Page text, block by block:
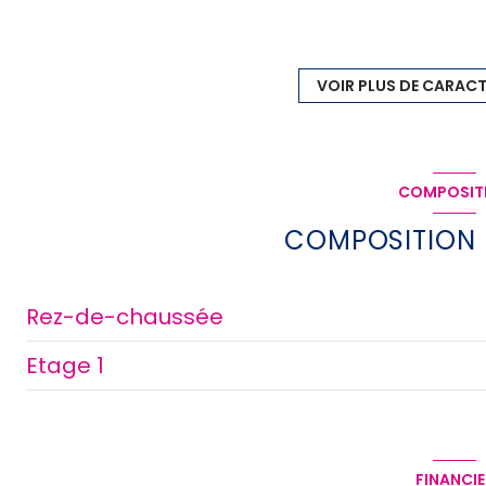
Chauffage individuel : convecteurVOIR PLUS DE
COMPOSITION
Rez-de-chaussée
entrée
Etage 1